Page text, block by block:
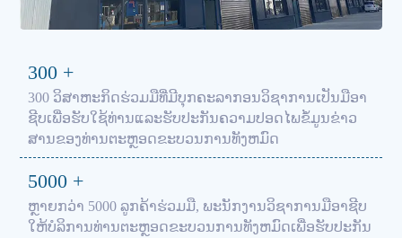
300 +
300 ວິ​ສາ​ຫະ​ກິດ​ຮ່ວມ​ມື​ທີ່​ມີ​ບຸກ​ຄະ​ລາ​ກອນ​ວິ​ຊາ​ການ​ເປັນ​ມື​ອາ​
ຊີບ​ເພື່ອ​ຮັບ​ໃຊ້​ທ່ານ​ແລະ​ຮັບ​ປະ​ກັນ​ຄວາມ​ປອດ​ໄພ​ຂໍ້​ມູນ​ຂ່າວ​
ສານ​ຂອງ​ທ່ານ​ຕະ​ຫຼອດ​ຂະ​ບວນ​ການ​ທັງ​ຫມົດ​
5000 +
ຫຼາຍກວ່າ 5000 ລູກຄ້າຮ່ວມມື, ພະນັກງານວິຊາການມືອາຊີບ
ໃຫ້ບໍລິການທ່ານຕະຫຼອດຂະບວນການທັງຫມົດເພື່ອຮັບປະກັນ